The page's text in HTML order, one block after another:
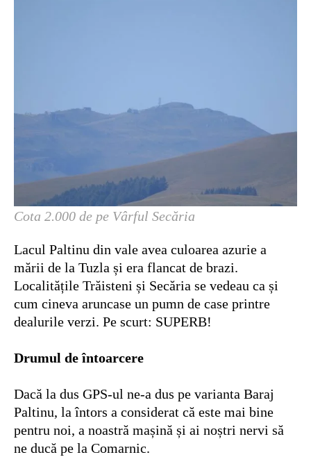
Cota 2.000 de pe Vârful Secăria
Lacul Paltinu din vale avea culoarea azurie a
mării de la Tuzla și era flancat de brazi.
Localitățile Trăisteni și Secăria se vedeau ca și
cum cineva aruncase un pumn de case printre
dealurile verzi. Pe scurt: SUPERB!
Drumul de întoarcere
Dacă la dus GPS-ul ne-a dus pe varianta Baraj
Paltinu, la întors a considerat că este mai bine
pentru noi, a noastră mașină și ai noștri nervi să
ne ducă pe la Comarnic.